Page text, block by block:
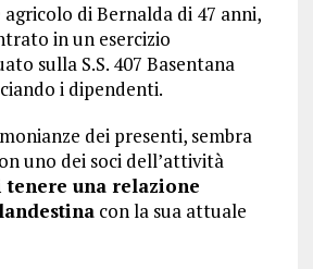
di Bernalda di 47 anni,
in un esercizio
sulla S.S. 407 Basentana
i dipendenti.
dei presenti, sembra
uno dei soci dell’attività
tenere una relazione
con la sua attuale